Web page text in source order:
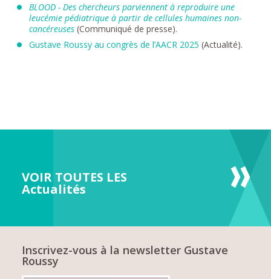
BLOOD - Des chercheurs parviennent à reproduire une
leucémie pédiatrique à partir de cellules humaines non-
cancéreuses(Communiqué de presse).
Gustave Roussy au congrès de l’AACR 2025 (Actualité).
VOIR TOUTES LES
Actualités
Inscrivez-vous à la newsletter Gustave
Roussy